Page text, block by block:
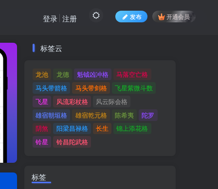
发布 开通会员
登录 注册
标签云
龙池 龙德 魁钺凶冲格
马落空亡格
马头带箭格
马头带剑格
飞星紫微斗数
飞星
风流彩杖格
风云际会格
雄宿朝垣格
雄宿乾元格 陈希夷
陀罗
阴煞
阳梁昌禄格 长生
锦上添花格
铃星
铃昌陀武格
标签云
龙池 龙德 魁钺凶冲格
马落空亡格
马头带箭格
马头带剑格
飞星紫微斗数
飞星
风流彩杖格
风云际会格
雄宿朝垣格
雄宿乾元格 陈希夷
陀罗
阴煞
阳梁昌禄格 长生
锦上添花格
铃星
铃昌陀武格
标签